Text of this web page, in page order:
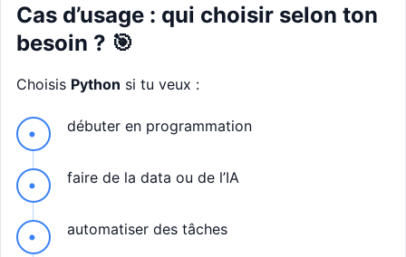
Cas d’usage : qui choisir selon ton
besoin ? 🎯
Choisis Python si tu veux :
débuter en programmation
faire de la data ou de l’IA
automatiser des tâches